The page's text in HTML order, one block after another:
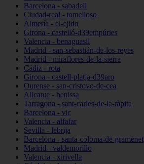
Barcelona - sabadell
Ciudad-real - tomelloso
Almería - el-ejido
Girona - castelló-d39empúries
Valencia - benaguasil
Madrid - san-sebastián-de-los-reyes
Madrid - miraflores-de-la-sierra
Cádiz - rota
Girona - castell-platja-d39aro
Ourense - san-cristovo-de-cea
Alicante - benissa
Tarragona - sant-carles-de-la-ràpita
Barcelona - vic
Valencia - alfafar
Sevilla - lebrija
Barcelona - santa-coloma-de-gramenet
Madrid - valdemorillo
Valencia - xirivella